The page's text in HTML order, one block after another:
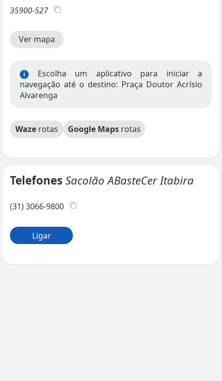
35900-527
Ver mapa
i
Escolha um aplicativo para iniciar a
navegação até o destino: Praça Doutor Acrísio
Alvarenga
Waze rotas Google Maps rotas
TelefonesSacolão ABasteCer Itabira
(31) 3066-9800
Ligar